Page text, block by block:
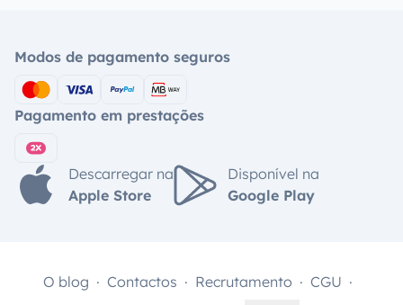
Modos de pagamento seguros
Pagamento em prestações
Descarregar na
Apple Store
Disponível na
Google Play
O blog Contactos Recrutamento CGU